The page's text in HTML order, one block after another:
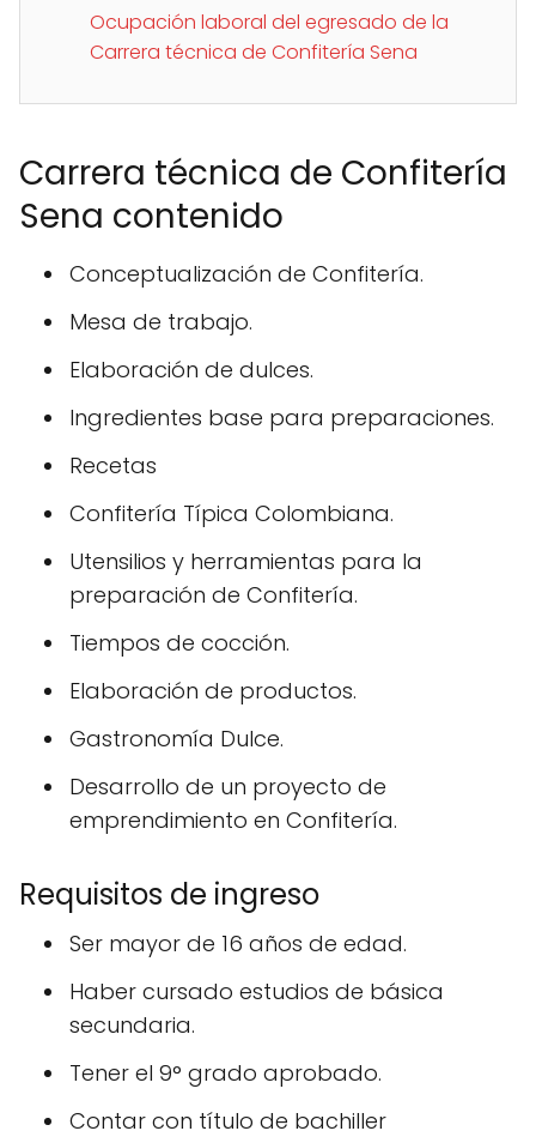
Ocupación laboral del egresado de la
Carrera técnica de Confitería Sena
Carrera técnica de Confitería
Sena contenido
Conceptualización de Confitería.
Mesa de trabajo.
Elaboración de dulces.
Ingredientes base para preparaciones.
Recetas
Confitería Típica Colombiana.
Utensilios y herramientas para la
preparación de Confitería.
Tiempos de cocción.
Elaboración de productos.
Gastronomía Dulce.
Desarrollo de un proyecto de
emprendimiento en Confitería.
Requisitos de ingreso
Ser mayor de 16 años de edad.
Haber cursado estudios de básica
secundaria.
Tener el 9° grado aprobado.
Contar con título de bachiller